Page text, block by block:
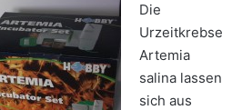
Die
Urzeitkrebse
Artemia
salina lassen
sich aus